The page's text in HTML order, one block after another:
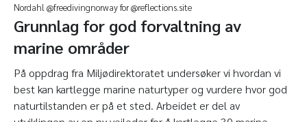
Nordahl @freedivingnorway for @reflections.site
Grunnlag for god forvaltning av
marine områder
På oppdrag fra Miljødirektoratet undersøker vi hvordan vi
best kan kartlegge marine naturtyper og vurdere hvor god
naturtilstanden er på et sted. Arbeidet er del av